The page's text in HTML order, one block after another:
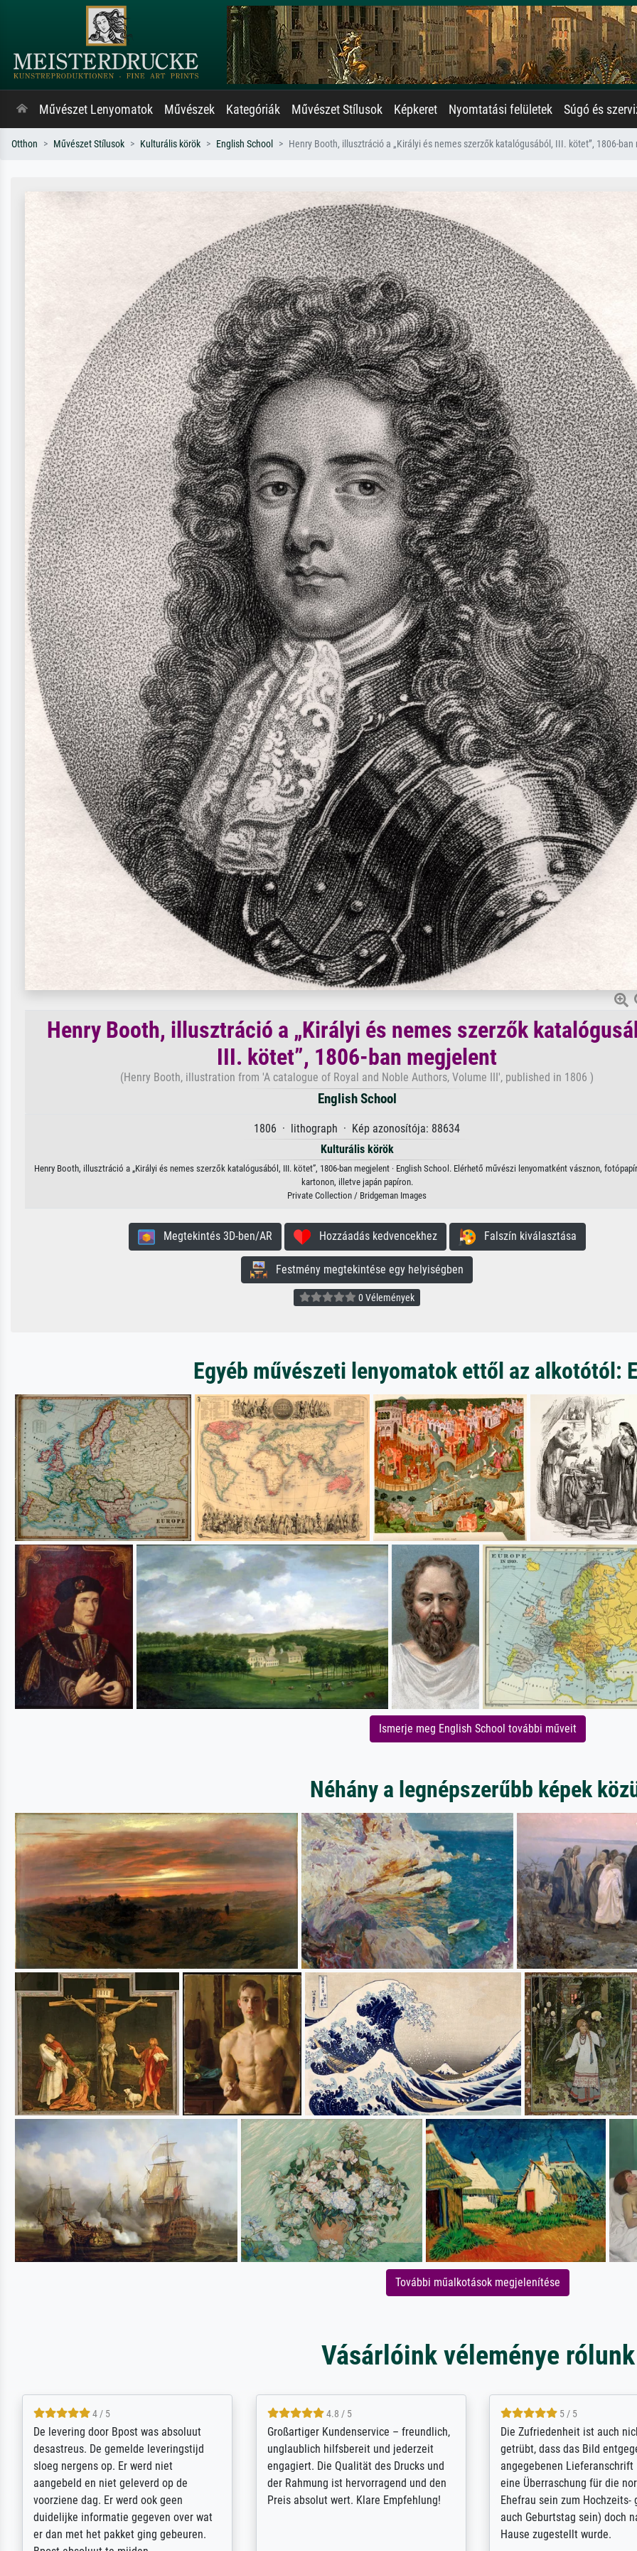
Művészet Lenyomatok Művészek Kategóriák Művészet Stílusok Képkeret Nyomtatási felületek Súgó és
Otthon Művészet Stílusok Kulturális körök English School Henry Booth, illusztráció a „Királyi és nemes szerzők katalógusából, III. kötet”, 1806-
Henry Booth, illusztráció a „Királyi és nemes szerzők
III. kötet”, 1806-ban megjelent
(Henry Booth, illustration from 'A catalogue of Royal and Noble Authors, Volume III', published in 1806 )
English School
1806 · lithograph · Kép azonosítója: 88634
Kulturális körök
Henry Booth, illusztráció a „Királyi és nemes szerzők katalógusából, III. kötet”, 1806-ban megjelent · English School. Elérhető művészi lenyomatként vásznon,
kartonon, illetve japán papíron.
Private Collection / Bridgeman Images
Megtekintés 3D-ben/AR Hozzáadás kedvencekhez Falszín kiválasztása
Festmény megtekintése egy helyiségben
0 Vélemények
Egyéb művészeti lenyomatok ettől az alkotótól:
Ismerje meg English School további műveit
Néhány a legnépszerűbb képek
További műalkotások megjelenítése
Vásárlóink véleménye rólunk
5 / 5
Sehr gute Qualität des Leinwanddrucks
und des Rahmens! Unser Bild wurde
sehr sorgfältig und sicher verpackt, so
dass es unbeschadet bei uns ankam. Es
wird nicht unser letzter Meisterdruck
sein. Vielen Dank!
5 / 5
Für ein Erinnerungsbuch mit der
Feldpost meines Großvaters aus dem 1.
Weltkrieg benötigte ich ein
ausdrucksvolles Bild. Das habe ich bei
Ihnen gefunden. Bei der Auswahl der
4.8 / 5
Hervorragende Qualität.
vieles anpassen lassen, wie
Randentfernung, Farbe,
Kontrast und Weiteres. Sehr
Kontaktperson per Mail. Das
Kunstdruck) wurde sehr gut
sehr starke Papprolle mit